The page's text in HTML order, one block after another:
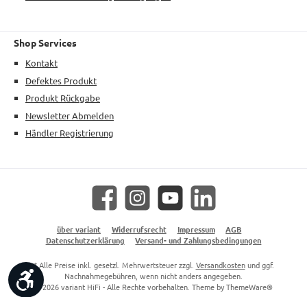
Shop Services
Kontakt
Defektes Produkt
Produkt Rückgabe
Newsletter Abmelden
Händler Registrierung
Facebook Instagram YouTube LinkedIn
über variant Widerrufsrecht Impressum
AGB
Datenschutzerklärung
Versand- und Zahlungsbedingungen
* Alle Preise inkl. gesetzl. Mehrwertsteuer zzgl. Versandkostenund ggf.
Nachnahmegebühren, wenn nicht anders angegeben.
© 2026 variant HiFi - Alle Rechte vorbehalten. Theme byThemeWare®
Werkzeugleiste anzeigen